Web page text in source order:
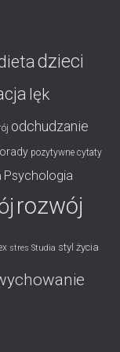
dzieci
lęk
odchudzanie
pozytywne cytaty
Psychologia
rozwój
stres Studia styl życia